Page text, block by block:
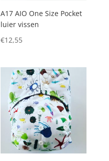
A17 AIO One Size Pocket
luier vissen
€12,55